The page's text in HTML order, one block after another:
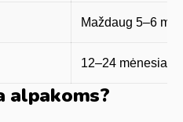
Maždaug 5–6
12–24 mėnesiai
alpakoms?